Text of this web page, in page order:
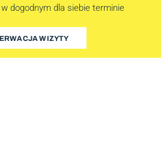
dogodnym dla siebie terminie
WIZYTY